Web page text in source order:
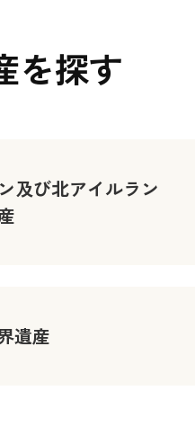
を探す
及び北アイルラン
遺産